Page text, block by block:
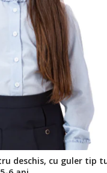
deschis, cu guler tip